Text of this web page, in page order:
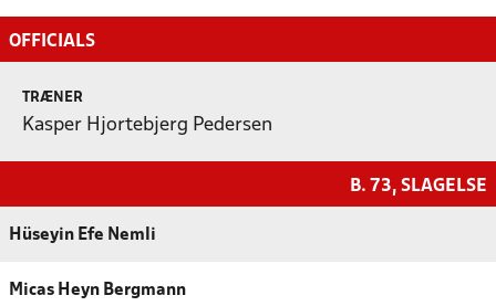
OFFICIALS
TRÆNER
Kasper Hjortebjerg Pedersen
B. 73, SLAGELSE
Hüseyin Efe Nemli
Micas Heyn Bergmann